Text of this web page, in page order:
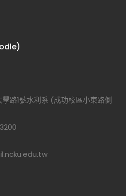
學路1號水利系 (成功校區小東路側